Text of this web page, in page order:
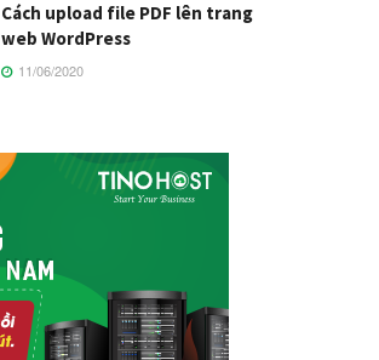
Cách upload file PDF lên trang
web WordPress
11/06/2020